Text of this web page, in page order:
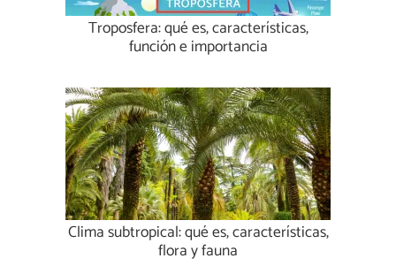
Troposfera: qué es, características,
función e importancia
Clima subtropical: qué es, características,
flora y fauna